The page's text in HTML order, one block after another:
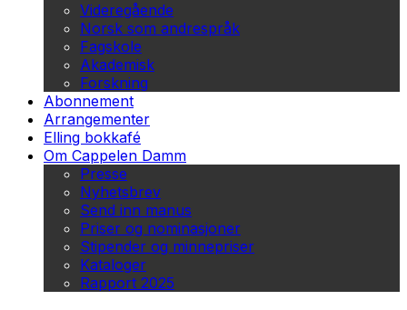
Videregående
Norsk som andrespråk
Fagskole
Akademisk
Forskning
Abonnement
Arrangementer
Elling bokkafé
Om Cappelen Damm
Presse
Nyhetsbrev
Send inn manus
Priser og nominasjoner
Stipender og minnepriser
Kataloger
Rapport 2025